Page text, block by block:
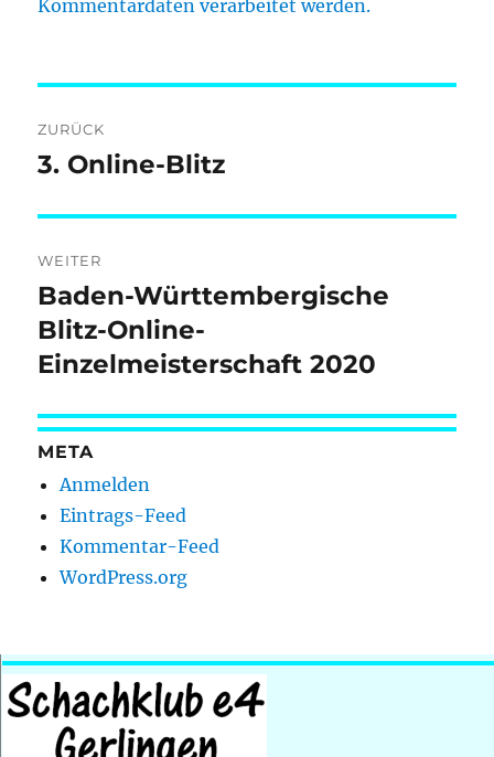
Kommentardaten verarbeitet werden.
ZURÜCK
Vorheriger
3. Online-Blitz
WEITER
Nächster
Beitrag:
Baden-Württembergische
Blitz-Online-
Einzelmeisterschaft 2020
META
Anmelden
Eintrags-Feed
Kommentar-Feed
WordPress.org